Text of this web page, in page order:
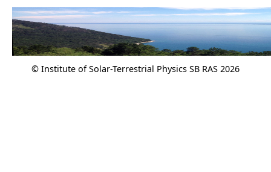
© Institute of Solar-Terrestrial Physics SB RAS 2026